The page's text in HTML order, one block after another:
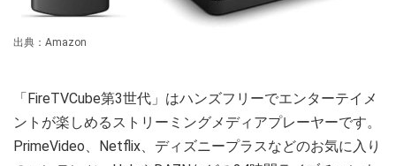
出典：Amazon
「FireTVCube第3世代」はハンズフリーでエンターテイメ
ントが楽しめるストリーミングメディアプレーヤーです。
PrimeVideo、Netflix、ディズニープラスなどのお気に入り